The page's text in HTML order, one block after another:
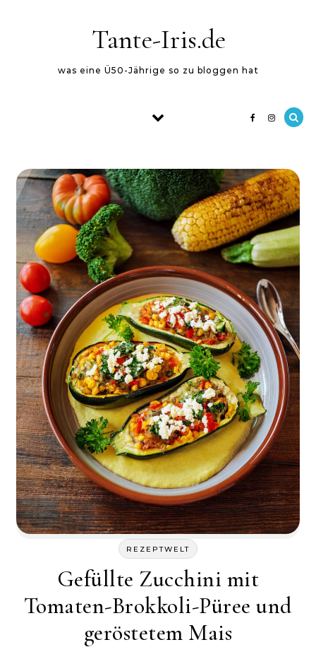
Tante-Iris.de
was eine Ü50-Jährige so zu bloggen hat
REZEPTWELT
Gefüllte Zucchini mit
Tomaten-Brokkoli-Püree und
geröstetem Mais